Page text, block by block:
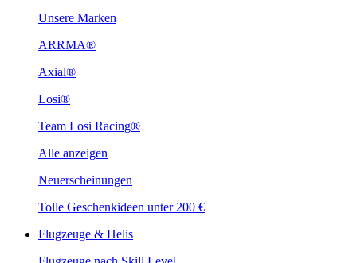
Unsere Marken
ARRMA®
Axial®
Losi®
Team Losi Racing®
Alle anzeigen
Neuerscheinungen
Tolle Geschenkideen unter 200 €
Flugzeuge & Helis